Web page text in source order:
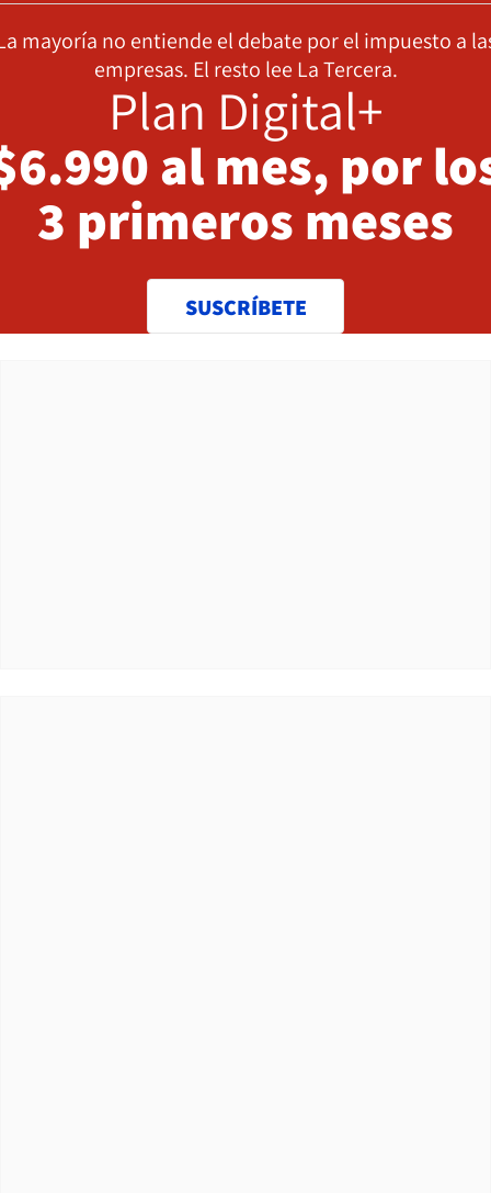
mayoría no entiende el debate por el impuesto a
empresas. El resto lee La Tercera.
Plan Digital+
al mes, por
3 primeros meses
SUSCRÍBETE